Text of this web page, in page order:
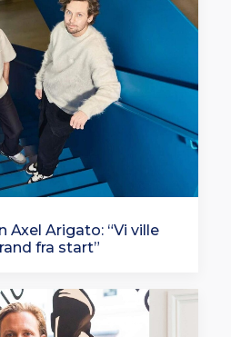
Axel Arigato: “Vi ville
fra start”